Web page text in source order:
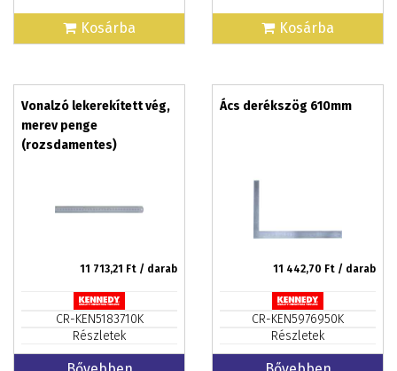
Kosárba Kosárba
Vonalzó lekerekített vég,
merev penge
(rozsdamentes)
11 713,21 Ft / darab
CR-KEN5183710K
Részletek
Ács derékszög 610mm
11 442,70 Ft / darab
CR-KEN5976950K
Részletek